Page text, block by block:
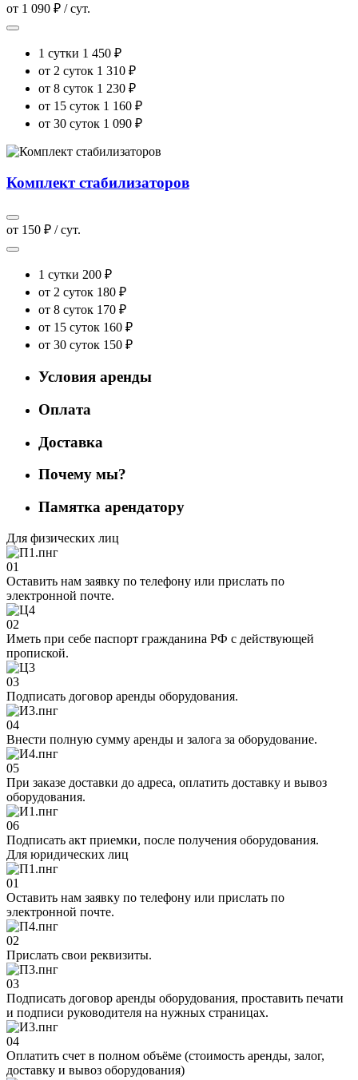
от 1 090 ₽ / сут.
1 сутки 1 450 ₽
от 2 суток 1 310 ₽
от 8 суток 1 230 ₽
от 15 суток 1 160 ₽
от 30 суток 1 090 ₽
Комплект стабилизаторов
от 150 ₽ / сут.
1 сутки 200 ₽
от 2 суток 180 ₽
от 8 суток 170 ₽
от 15 суток 160 ₽
от 30 суток 150 ₽
Условия аренды
Оплата
Доставка
Почему мы?
Памятка арендатору
Для физических лиц
01
Оставить нам заявку по телефону или прислать по
электронной почте.
02
Иметь при себе паспорт гражданина РФ с действующей
пропиской.
03
Подписать договор аренды оборудования.
04
Внести полную сумму аренды и залога за оборудование.
05
При заказе доставки до адреса, оплатить доставку и вывоз
оборудования.
06
Подписать акт приемки, после получения оборудования.
Для юридических лиц
01
Оставить нам заявку по телефону или прислать по
электронной почте.
02
Прислать свои реквизиты.
03
Подписать договор аренды оборудования, проставить печати
и подписи руководителя на нужных страницах.
04
Оплатить счет в полном объёме (стоимость аренды, залог,
доставку и вывоз оборудования)